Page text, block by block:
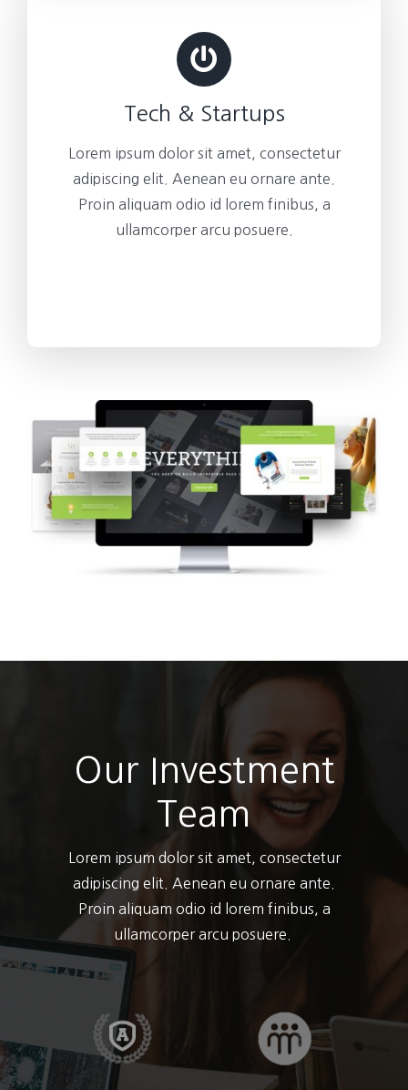
Tech & Startups
Lorem ipsum dolor sit amet, consectetur
adipiscing elit. Aenean eu ornare ante.
Proin aliquam odio id lorem finibus, a
ullamcorper arcu posuere.
Our Investment
Team
Lorem ipsum dolor sit amet, consectetur
adipiscing elit. Aenean eu ornare ante.
Proin aliquam odio id lorem finibus, a
ullamcorper arcu posuere.